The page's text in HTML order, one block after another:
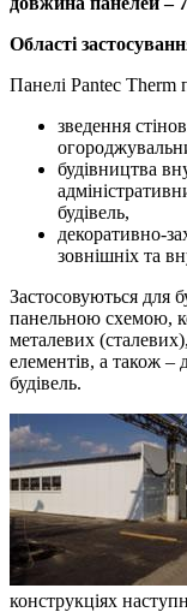
Області
Панелі Pantec Therm
зведення
будівництва
будівель,
декоративно-
зовнішніх та
Застосовуються для
панельною схемою,
металевих
елементів, а також –
будівель.
конструкціях